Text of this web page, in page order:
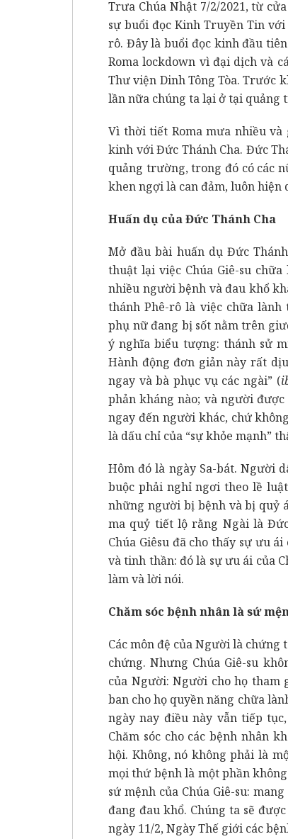
Trưa Chúa Nhật 7/2/2021, từ
sự buổi đọc Kinh Truyền Tin
rô. Đây là buổi đọc kinh đầu
Roma lockdown vì đại dịch và
Thư viện Dinh Tông Tòa. Trước
lần nữa chúng ta lại ở tại quảng
Vì thời tiết Roma mưa nhiều
kinh với Đức Thánh Cha. Đức
quảng trường, trong đó có các
khen ngợi là can đảm, luôn
Huấn dụ của Đức Thánh Cha
Mở đầu bài huấn dụ Đức
thuật lại việc Chúa Giê-su
nhiều người bệnh và đau khổ
thánh Phê-rô là việc chữa
phụ nữ đang bị sốt nằm trên
ý nghĩa biểu tượng: thánh sử
Hành động đơn giản này rất
ngay và bà phục vụ các ngài” (
phản kháng nào; và người
ngay đến người khác, chứ
là dấu chỉ của “sự khỏe mạnh”
Hôm đó là ngày Sa-bát. Người
buộc phải nghỉ ngơi theo lề
những người bị bệnh và bị quỷ
ma quỷ tiết lộ rằng Ngài là
Chúa Giêsu đã cho thấy sự ưu
và tinh thần: đó là sự ưu ái của
làm và lời nói.
Chăm sóc bệnh nhân là sứ
Các môn đệ của Người là
chứng. Nhưng Chúa Giê-su
của Người: Người cho họ tham
ban cho họ quyền năng chữa
ngày nay điều này vẫn tiếp
Chăm sóc cho các bệnh nhân
hội. Không, nó không phải là
mọi thứ bệnh là một phần
sứ mệnh của Chúa Giê-su:
đang đau khổ. Chúng ta sẽ
ngày 11/2, Ngày Thế giới các